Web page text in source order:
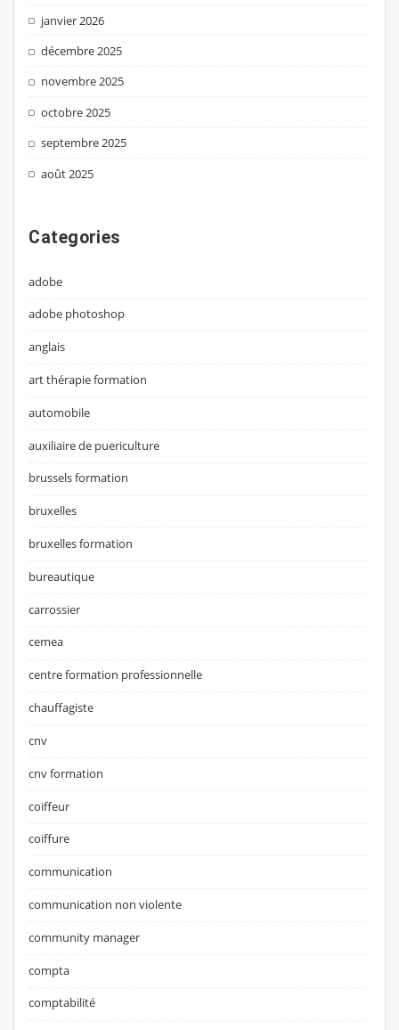
janvier 2026
décembre 2025
novembre 2025
octobre 2025
septembre 2025
août 2025
Categories
adobe
adobe photoshop
anglais
art thérapie formation
automobile
auxiliaire de puericulture
brussels formation
bruxelles
bruxelles formation
bureautique
carrossier
cemea
centre formation professionnelle
chauffagiste
cnv
cnv formation
coiffeur
coiffure
communication
communication non violente
community manager
compta
comptabilité